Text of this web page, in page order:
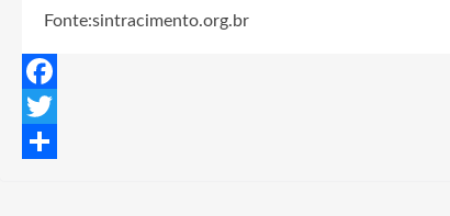
Fonte:sintracimento.org.br
F
aT